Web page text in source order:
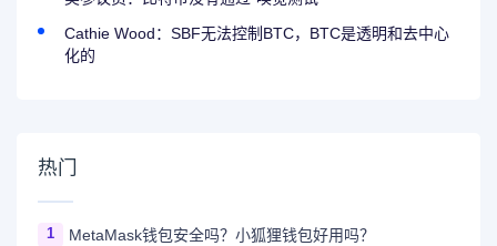
Cathie Wood：SBF无法控制BTC，BTC是透明和去中心
化的
热门
1 MetaMask钱包安全吗？小狐狸钱包好用吗？